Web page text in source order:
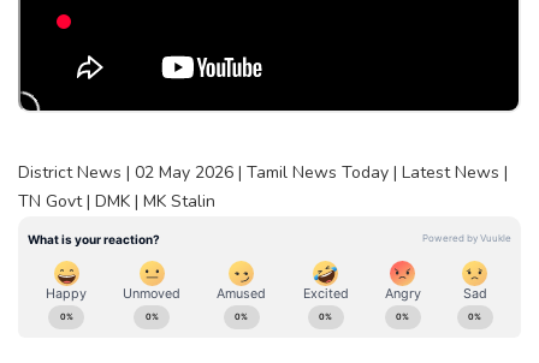
District News | 02 May 2026 | Tamil News Today | Latest News |
TN Govt | DMK | MK Stalin